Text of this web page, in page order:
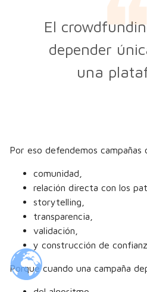
El
depender
una
Por eso defendemos campañas
comunidad,
relación directa con los
storytelling,
transparencia,
validación,
y construcción de
Porque cuando una campaña